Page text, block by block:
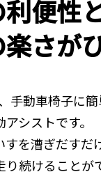
便性
さが
手動車椅子に
シストです。
すを漕ぎだすだ
続けることが